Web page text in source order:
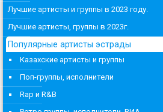
Лучшие артисты и группы в 2023 году.
Лучшие артисты, группы в 2023г.
Популярные артисты эстрады
Казахские артисты и группы
Поп-группы, исполнители
Rap и R&B